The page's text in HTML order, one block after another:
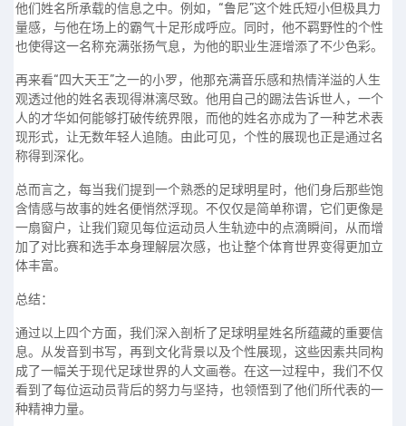
他们姓名所承载的信息之中。例如，“鲁尼”这个姓氏短小但极具力
量感，与他在场上的霸气十足形成呼应。同时，他不羁野性的个性
也使得这一名称充满张扬气息，为他的职业生涯增添了不少色彩。
再来看“四大天王”之一的小罗，他那充满音乐感和热情洋溢的人生
观透过他的姓名表现得淋漓尽致。他用自己的踢法告诉世人，一个
人的才华如何能够打破传统界限，而他的姓名亦成为了一种艺术表
现形式，让无数年轻人追随。由此可见，个性的展现也正是通过名
称得到深化。
总而言之，每当我们提到一个熟悉的足球明星时，他们身后那些饱
含情感与故事的姓名便悄然浮现。不仅仅是简单称谓，它们更像是
一扇窗户，让我们窥见每位运动员人生轨迹中的点滴瞬间，从而增
加了对比赛和选手本身理解层次感，也让整个体育世界变得更加立
体丰富。
总结：
通过以上四个方面，我们深入剖析了足球明星姓名所蕴藏的重要信
息。从发音到书写，再到文化背景以及个性展现，这些因素共同构
成了一幅关于现代足球世界的人文画卷。在这一过程中，我们不仅
看到了每位运动员背后的努力与坚持，也领悟到了他们所代表的一
种精神力量。